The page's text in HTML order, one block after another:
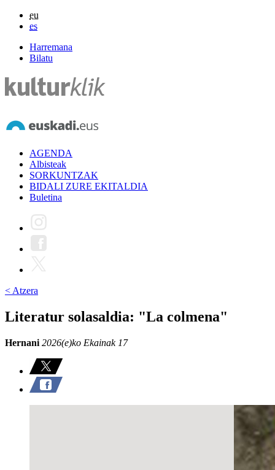
eu
es
Harremana
Bilatu
AGENDA
Albisteak
SORKUNTZAK
BIDALI ZURE EKITALDIA
Buletina
< Atzera
Literatur solasaldia: "La colmena"
Hernani 2026(e)ko Ekainak 17